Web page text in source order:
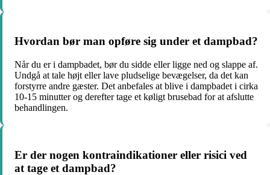
Hvordan bør man opføre sig under et dampbad?
Når du er i dampbadet, bør du sidde eller ligge ned og slappe af.
Undgå at tale højt eller lave pludselige bevægelser, da det kan
forstyrre andre gæster. Det anbefales at blive i dampbadet i cirka
10-15 minutter og derefter tage et køligt brusebad for at afslutte
behandlingen.
Er der nogen kontraindikationer eller risici ved
at tage et dampbad?